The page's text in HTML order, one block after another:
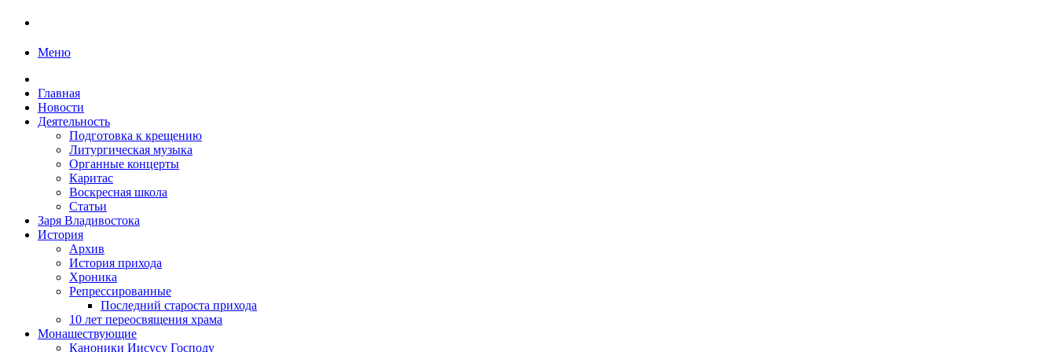
Меню
Главная
Новости
Деятельность
Подготовка к крещению
Литургическая музыка
Органные концерты
Каритас
Воскресная школа
Статьи
Заря Владивостока
История
Архив
История прихода
Хроника
Репрессированные
Последний староста прихода
10 лет переосвящения храма
Монашествующие
Каноники Иисусу Господу